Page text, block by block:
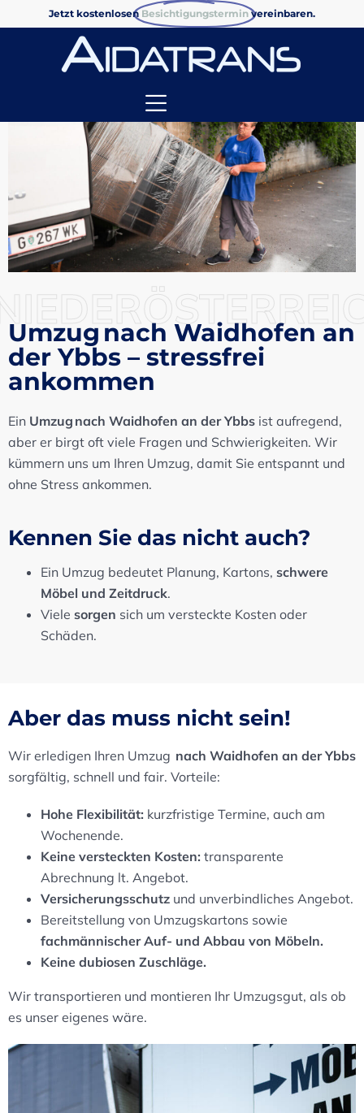
Jetzt kostenlosen Besichtigungstermin vereinbaren.
Umzug nach Waidhofen an
der Ybbs – stressfrei
ankommen
Ein Umzug nach Waidhofen an der Ybbs ist aufregend,
aber er birgt oft viele Fragen und Schwierigkeiten. Wir
kümmern uns um Ihren Umzug, damit Sie entspannt und
ohne Stress ankommen.
Kennen Sie das nicht auch?
Ein Umzug bedeutet Planung, Kartons, schwere
Möbel und Zeitdruck.
Viele sorgen sich um versteckte Kosten oder
Schäden.
Aber das muss nicht sein!
Wir erledigen Ihren Umzug nach Waidhofen an der Ybbs
sorgfältig, schnell und fair. Vorteile:
Hohe Flexibilität: kurzfristige Termine, auch am
Wochenende.
Keine versteckten Kosten: transparente
Abrechnung lt. Angebot.
Versicherungsschutz und unverbindliches Angebot.
Bereitstellung von Umzugskartons sowie
fachmännischer Auf- und Abbau von Möbeln.
Keine dubiosen Zuschläge.
Wir transportieren und montieren Ihr Umzugsgut, als ob
es unser eigenes wäre.